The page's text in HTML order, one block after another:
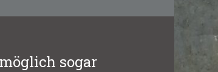
sogar